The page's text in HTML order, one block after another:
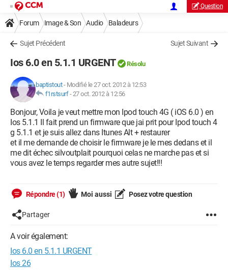
Question
Forum Image & Son Audio Baladeurs
Sujet Précédent Sujet Suivant
Ios 6.0 en 5.1.1 URGENT Résolu
baptistout- Modifié le 27 oct. 2012 à 12:53
f1rstsurf-27 oct. 2012 à 12:56
Bonjour, Voila je veut mettre mon Ipod touch 4G ( iOS 6.0 ) en
Ios 5.1.1 Il fait prend un firmware que jai prit pour Ipod touch 4
g 5.1.1 et je suis allez dans Itunes Alt + restaurer
et il me demande de choisir le firmware je le mes dedans et il
me dit échec silvoutplait pourquoi celas ne marche pas et si
vous avez le temps regarder mes autre sujet!!!
Répondre (1) Moi aussi Posez votre question
Partager
A voir également:
Ios 6.0 en 5.1.1 URGENT
Ios 26